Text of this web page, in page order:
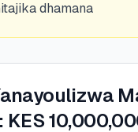
dhamana
KES